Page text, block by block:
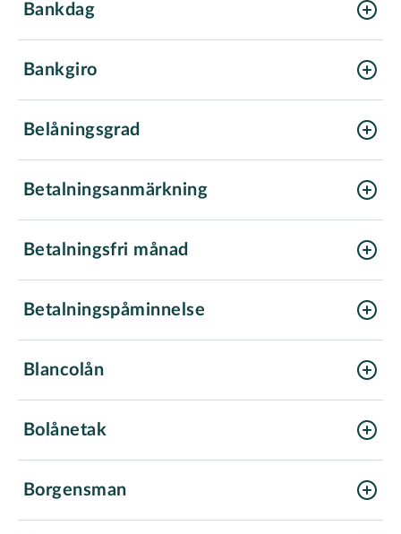
Bankdag
Bankgiro
Belåningsgrad
Betalningsanmärkning
Betalningsfri månad
Betalningspåminnelse
Blancolån
Bolånetak
Borgensman